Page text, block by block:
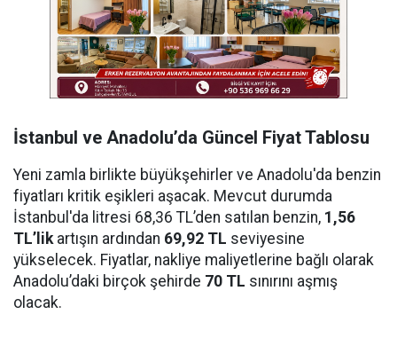
İstanbul ve Anadolu’da Güncel Fiyat Tablosu
Yeni zamla birlikte büyükşehirler ve Anadolu'da benzin
fiyatları kritik eşikleri aşacak. Mevcut durumda
İstanbul'da litresi 68,36 TL’den satılan benzin, 1,56
TL’lik artışın ardından 69,92 TL seviyesine
yükselecek. Fiyatlar, nakliye maliyetlerine bağlı olarak
Anadolu’daki birçok şehirde 70 TL sınırını aşmış
olacak.